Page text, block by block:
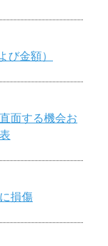
び金額）
面する機会お
損傷